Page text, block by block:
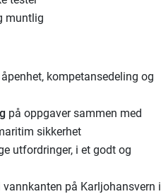
muntlig
kompetansedeling og
på oppgaver sammen med
sikkerhet
utfordringer, i et godt og
på Karljohansvern i